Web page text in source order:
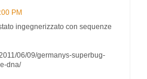
PM
ingegnerizzato con sequenze
06/09/germanys-superbug-
dna/